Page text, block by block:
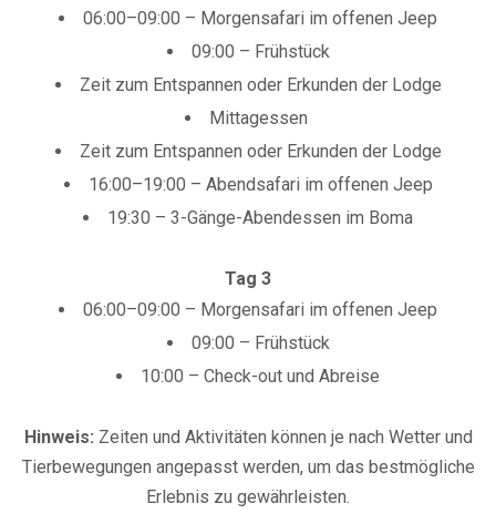
06:00–09:00 – Morgensafari im offenen Jeep
09:00 – Frühstück
Zeit zum Entspannen oder Erkunden der Lodge
Mittagessen
Zeit zum Entspannen oder Erkunden der Lodge
16:00–19:00 – Abendsafari im offenen Jeep
19:30 – 3-Gänge-Abendessen im Boma
Tag 3
06:00–09:00 – Morgensafari im offenen Jeep
09:00 – Frühstück
10:00 – Check-out und Abreise
Hinweis: Zeiten und Aktivitäten können je nach Wetter und
Tierbewegungen angepasst werden, um das bestmögliche
Erlebnis zu gewährleisten.